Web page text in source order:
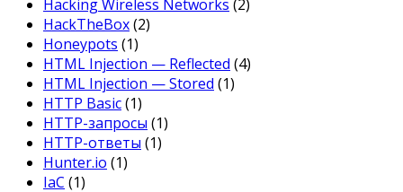
Hacking Wireless Networks (2)
HackTheBox(2)
Honeypots (1)
HTML Injection — Reflected (4)
HTML Injection — Stored (1)
HTTP Basic(1)
HTTP-запросы (1)
HTTP-ответы (1)
Hunter.io (1)
IaC (1)